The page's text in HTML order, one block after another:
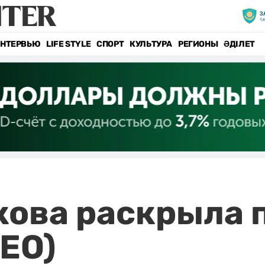
LIFE STYLE СПОРТ КУЛЬТУРА РЕГИОНЫ ӘДІЛЕТ
раскрыла